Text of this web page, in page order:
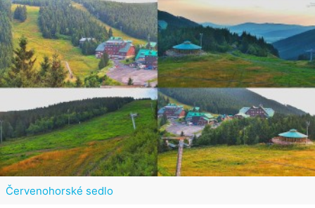
Červenohorské sedlo